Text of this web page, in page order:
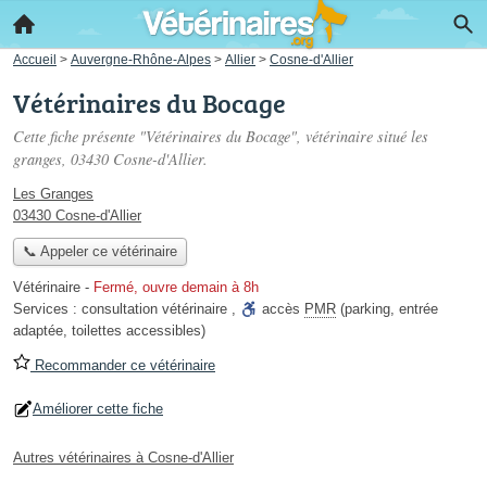
Accueil > Auvergne-Rhône-Alpes > Allier > Cosne-d'Allier
Vétérinaires du Bocage
Cette fiche présente "Vétérinaires du Bocage", vétérinaire situé les
granges, 03430 Cosne-d'Allier.
Les Granges
03430 Cosne-d'Allier
📞 Appeler ce vétérinaire
Vétérinaire - Fermé, ouvre demain à 8h
Services : consultation vétérinaire , accès PMR (parking, entrée
adaptée, toilettes accessibles)
Recommander ce vétérinaire
Améliorer cette fiche
Autres vétérinaires à Cosne-d'Allier